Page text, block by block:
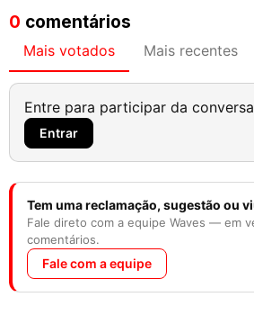
0 comentários
Mais votados Mais recentes
Entre para participar da
Entrar
Tem uma reclamação, sugestão ou
Fale direto com a equipe Waves — em
comentários.
Fale com a equipe